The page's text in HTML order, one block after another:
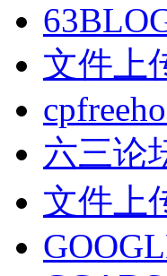
文件上
六三论
文件上